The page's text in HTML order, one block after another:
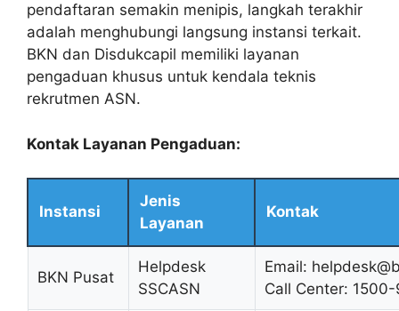
pendaftaran semakin menipis, langkah terakhir
adalah menghubungi langsung instansi terkait.
BKN dan Disdukcapil memiliki layanan
pengaduan khusus untuk kendala teknis
rekrutmen ASN.
Kontak Layanan Pengaduan:
Instansi
Jenis
Layanan
Kontak
BKN Pusat
Helpdesk
SSCASN
Email:
Call Center: